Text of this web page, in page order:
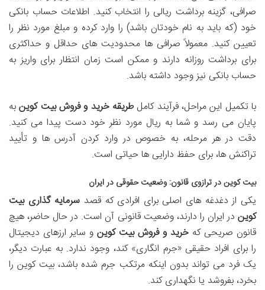
صرافی، گزینه برداشت ریالی را انتخاب کنید. اطلاعات حساب بانکی
خود (که باید به نام خودتان باشد) را وارد کرده و مبلغ مورد نظر را
تعیین کنید. معمولاً صرافی ها محدودیت های حداقل و حداکثری
برای برداشت روزانه دارند و ممکن است زمان انتظار برای واریز به
حساب بانکی نیز وجود داشته باشد.
با تکمیل این مراحل، فرآیند کامل طریقه خرید و فروش بیت کوینبه
پایان می رسد و شما به ریال مورد نظر خود دست پیدا می کنید.
دقت در هر مرحله، به خصوص در وارد کردن آدرس ها و تأیید
تراکنش ها، برای حفظ دارایی ها حیاتی است.
بیت کوین در ترازوی قانون: وضعیت حقوقی در ایران
یکی از دغدغه های اصلی برای افرادی که قصد سرمایه گذاری بیت
کوین در ایران را دارند، وضعیت قانونی آن است. در حال حاضر، هیچ
قانون صریحی که خرید و فروش بیت کوین و سایر ارزهای دیجیتال
را برای افراد حقیقی «جرم انگاری» کند، وجود ندارد. به عبارت دیگر،
یک فرد می تواند بدون اینکه مرتکب جرم شده باشد، بیت کوین را
بخرد، بفروشد یا نگهداری کند.